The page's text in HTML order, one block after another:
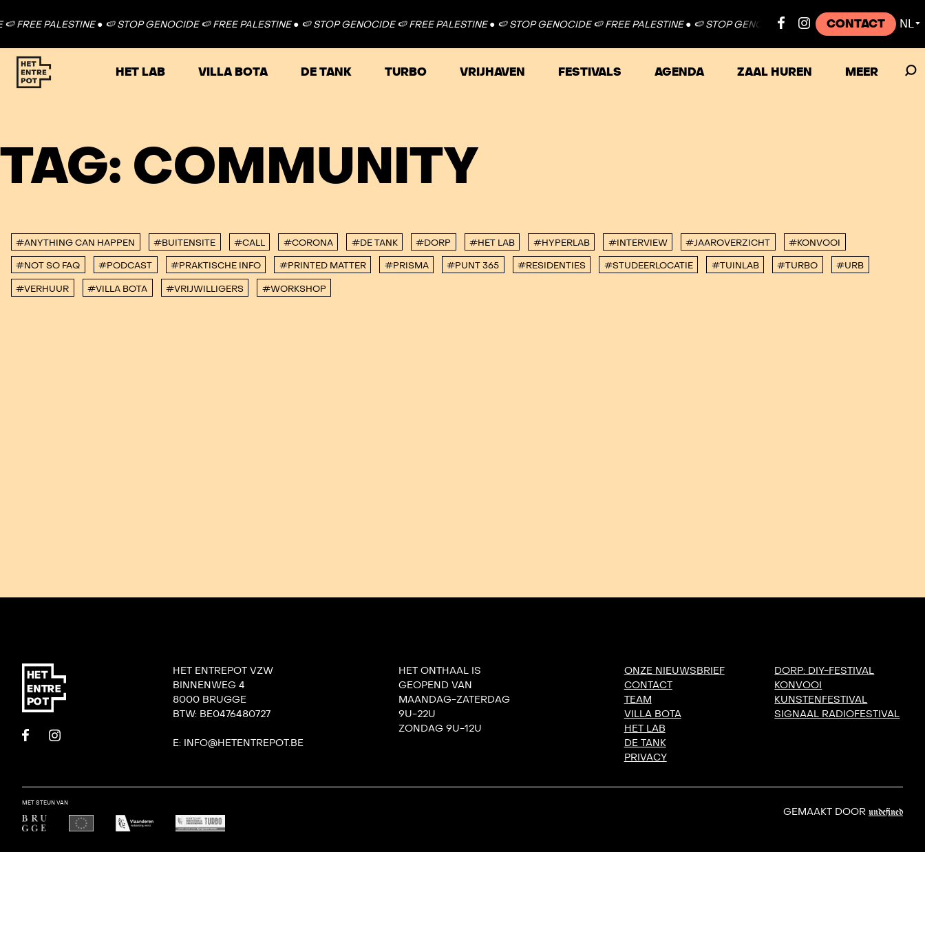
PALESTINE ● 🍉 STOP GENOCIDE 🍉 FREE PALESTINE ● 🍉 STOP GENOCIDE 🍉 FREE PALESTINE ● 🍉 STOP GENOCIDE 🍉 FREE PALESTINE ● 🍉 STOP GENOCIDE 🍉 FREE PALESTINE ● 🍉 STOP
CONTACT NL ▼
HET LAB VILLA BOTA DE TANK TURBO VRIJHAVEN FESTIVALS AGENDA ZAAL HUREN MEER
TAG: COMMUNITY
#ANYTHING CAN HAPPEN #BUITENSITE #CALL #CORONA #DE TANK #DORP #HET LAB #HYPERLAB #INTERVIEW #JAAROVERZICHT #KONVOOI
#NOT SO FAQ #PODCAST #PRAKTISCHE INFO #PRINTED MATTER #PRISMA #PUNT 365 #RESIDENTIES #STUDEERLOCATIE #TUINLAB #TURBO #URB
#VERHUUR #VILLA BOTA #VRIJWILLIGERS #WORKSHOP
HET ENTREPOT VZW
BINNENWEG 4
8000 BRUGGE
BTW: BE0476480727
E: INFO@HETENTREPOT.BE
HET ONTHAAL IS
GEOPEND VAN
MAANDAG-ZATERDAG
9U-22U
ZONDAG 9U-12U
ONZE NIEUWSBRIEF
CONTACT
TEAM
VILLA BOTA
HET LAB
DE TANK
PRIVACY
DORP: DIY-FESTIVAL
KONVOOI
KUNSTENFESTIVAL
SIGNAAL RADIOFESTIVAL
MET STEUN VAN
GEMAAKT DOOR undefined